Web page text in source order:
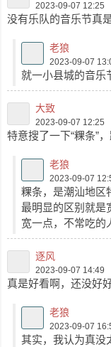
2023-09-07 12:25
没有乐队的音乐节真
老狼
2023-09-07
就一小县城的音乐
大致
2023-09-07 12:25
特意搜了一下“粿条”
老狼
2023-09-07
粿条，是潮汕地区
最明显的区别就是
宽一点，不常吃的
逐风
2023-09-07 14:49
真是好看啊，还没好
老狼
2023-09-07
其实，我认为真没